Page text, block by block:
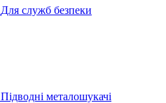
Для служб безпеки
Підводні металошукачі